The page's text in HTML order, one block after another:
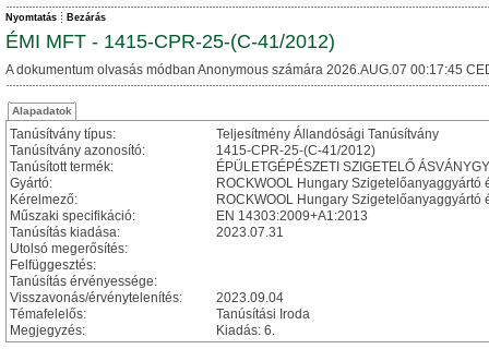
Nyomtatás Bezárás
ÉMI MFT - 1415-CPR-25-(C-41/2012)
A dokumentum olvasás módban Anonymous számára 2026.AUG.07 00:17:45
Alapadatok
Tanúsítvány típus:
Teljesítmény Állandósági Tanúsítvány
Tanúsítvány azonosító:
1415-CPR-25-(C-41/2012)
Tanúsított termék:
ÉPÜLETGÉPÉSZETI SZIGETELŐ
Gyártó:
ROCKWOOL Hungary Szigetelőanyaggyártó
Kérelmező:
ROCKWOOL Hungary Szigetelőanyaggyártó
Műszaki specifikáció:
EN 14303:2009+A1:2013
Tanúsítás kiadása:
2023.07.31
Utolsó megerősítés:
Felfüggesztés:
Tanúsítás érvényessége:
Visszavonás/érvénytelenítés:
2023.09.04
Témafelelős:
Tanúsítási Iroda
Megjegyzés:
Kiadás: 6.